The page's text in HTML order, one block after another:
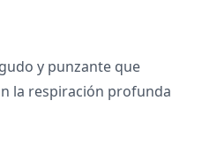
y punzante que
la respiración profunda